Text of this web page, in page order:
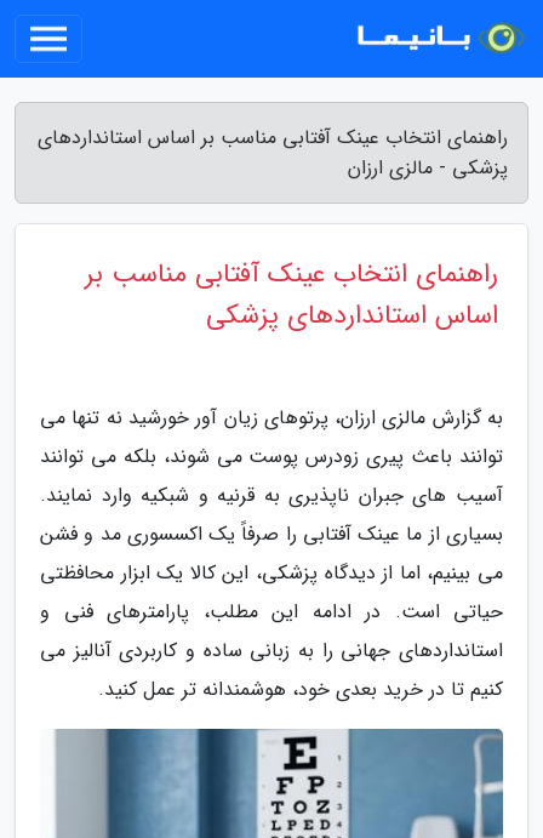
راهنمای انتخاب عینک آفتابی مناسب بر اساس استانداردهای
پزشکی - مالزی ارزان
راهنمای انتخاب عینک آفتابی مناسب بر
اساس استانداردهای پزشکی
به گزارش مالزی ارزان، پرتوهای زیان آور خورشید نه تنها می
توانند باعث پیری زودرس پوست می شوند، بلکه می توانند
آسیب های جبران ناپذیری به قرنیه و شبکیه وارد نمایند.
بسیاری از ما عینک آفتابی را صرفاً یک اکسسوری مد و فشن
می بینیم، اما از دیدگاه پزشکی، این کالا یک ابزار محافظتی
حیاتی است. در ادامه این مطلب، پارامترهای فنی و
استانداردهای جهانی را به زبانی ساده و کاربردی آنالیز می
کنیم تا در خرید بعدی خود، هوشمندانه تر عمل کنید.